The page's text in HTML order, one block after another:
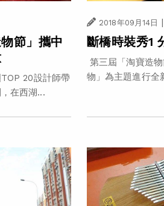
節」攜中
TOP 20設計師帶
在西湖...
2018年09月14日 |
斷橋時裝秀1
第三屆「淘寶造
物」為主題進行全